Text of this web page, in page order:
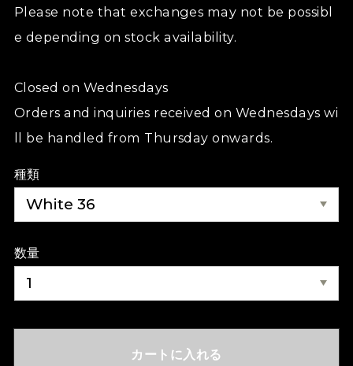
Please note that exchanges may not be possibl
e depending on stock availability.
Closed on Wednesdays
Orders and inquiries received on Wednesdays wi
ll be handled from Thursday onwards.
種類
数量
カートに入れる